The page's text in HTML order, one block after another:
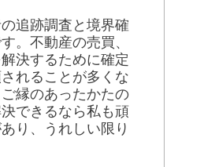
追跡調査と境界確
。不動産の売買、
決するために確定
れることが多くな
縁のあったかたの
できるなら私も頑
り、うれしい限り